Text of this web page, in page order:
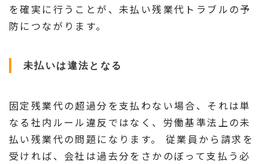
を確実に行うことが、未払い残業代トラブルの予
防につながります。
未払いは違法となる
固定残業代の超過分を支払わない場合、それは単
なる社内ルール違反ではなく、労働基準法上の未
払い残業代の問題になります。 従業員から請求を
受ければ、会社は過去分をさかのぼって支払う必